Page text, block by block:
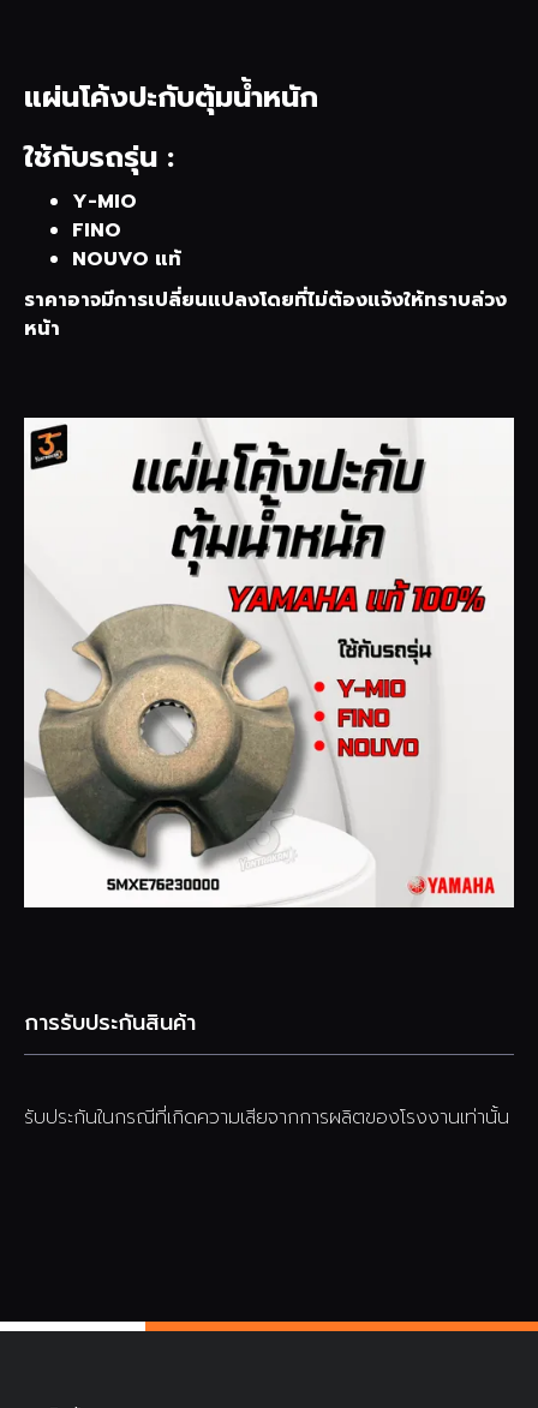
แผ่นโค้งปะกับตุ้มน้ำหนัก
ใช้กับรถรุ่น :
Y-MIO
FINO
NOUVO แท้
ราคาอาจมีการเปลี่ยนแปลงโดยที่ไม่ต้องแจ้งให้ทราบล่วง
หน้า
การรับประกันสินค้า
รับประกันในกรณีที่เกิดความเสียจากการผลิตของโรงงานเท่านั้น